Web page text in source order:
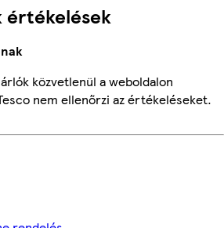
értékelések
közvetlenül a weboldalon
nem ellenőrzi az értékeléseket.